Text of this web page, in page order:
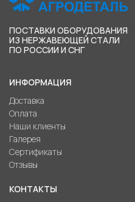
ПОСТАВКИ ОБОРУДОВАНИЯ
ИЗ НЕРЖАВЕЮЩЕЙ СТАЛИ
ПО РОССИИ И СНГ
ИНФОРМАЦИЯ
Доставка
Оплата
Наши клиенты
Галерея
Сертификаты
Отзывы
КОНТАКТЫ